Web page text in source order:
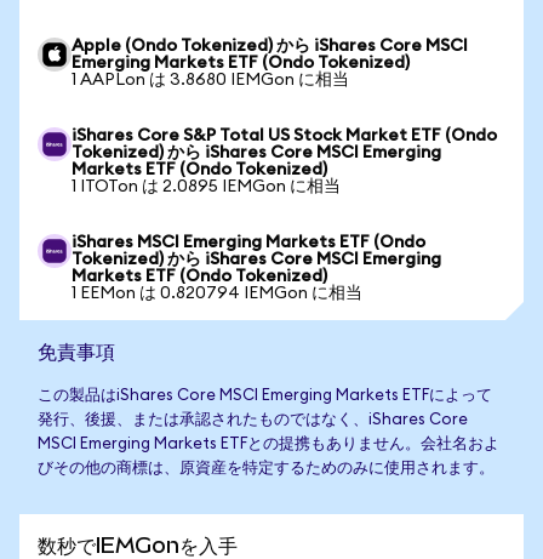
Apple (Ondo Tokenized) から iShares Core MSCI
Emerging Markets ETF (Ondo Tokenized)
1 AAPLon は 3.8680 IEMGon に相当
iShares Core S&P Total US Stock Market ETF (Ondo
Tokenized) から iShares Core MSCI Emerging
Markets ETF (Ondo Tokenized)
1 ITOTon は 2.0895 IEMGon に相当
iShares MSCI Emerging Markets ETF (Ondo
Tokenized) から iShares Core MSCI Emerging
Markets ETF (Ondo Tokenized)
1 EEMon は 0.820794 IEMGon に相当
免責事項
この製品はiShares Core MSCI Emerging Markets ETFによって
発行、後援、または承認されたものではなく、iShares Core
MSCI Emerging Markets ETFとの提携もありません。会社名およ
びその他の商標は、原資産を特定するためのみに使用されます。
数秒でIEMGonを入手